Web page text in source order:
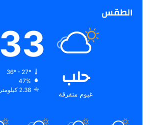
الطقس
حلب
غيوم متفرقة
33
36º - 27º
47%
2.38 كيلومتر/ساعة